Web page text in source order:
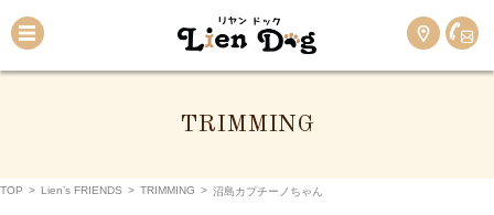
TRIMMING
TOP > Lien’s FRIENDS > TRIMMING > 沼島カプチーノちゃん